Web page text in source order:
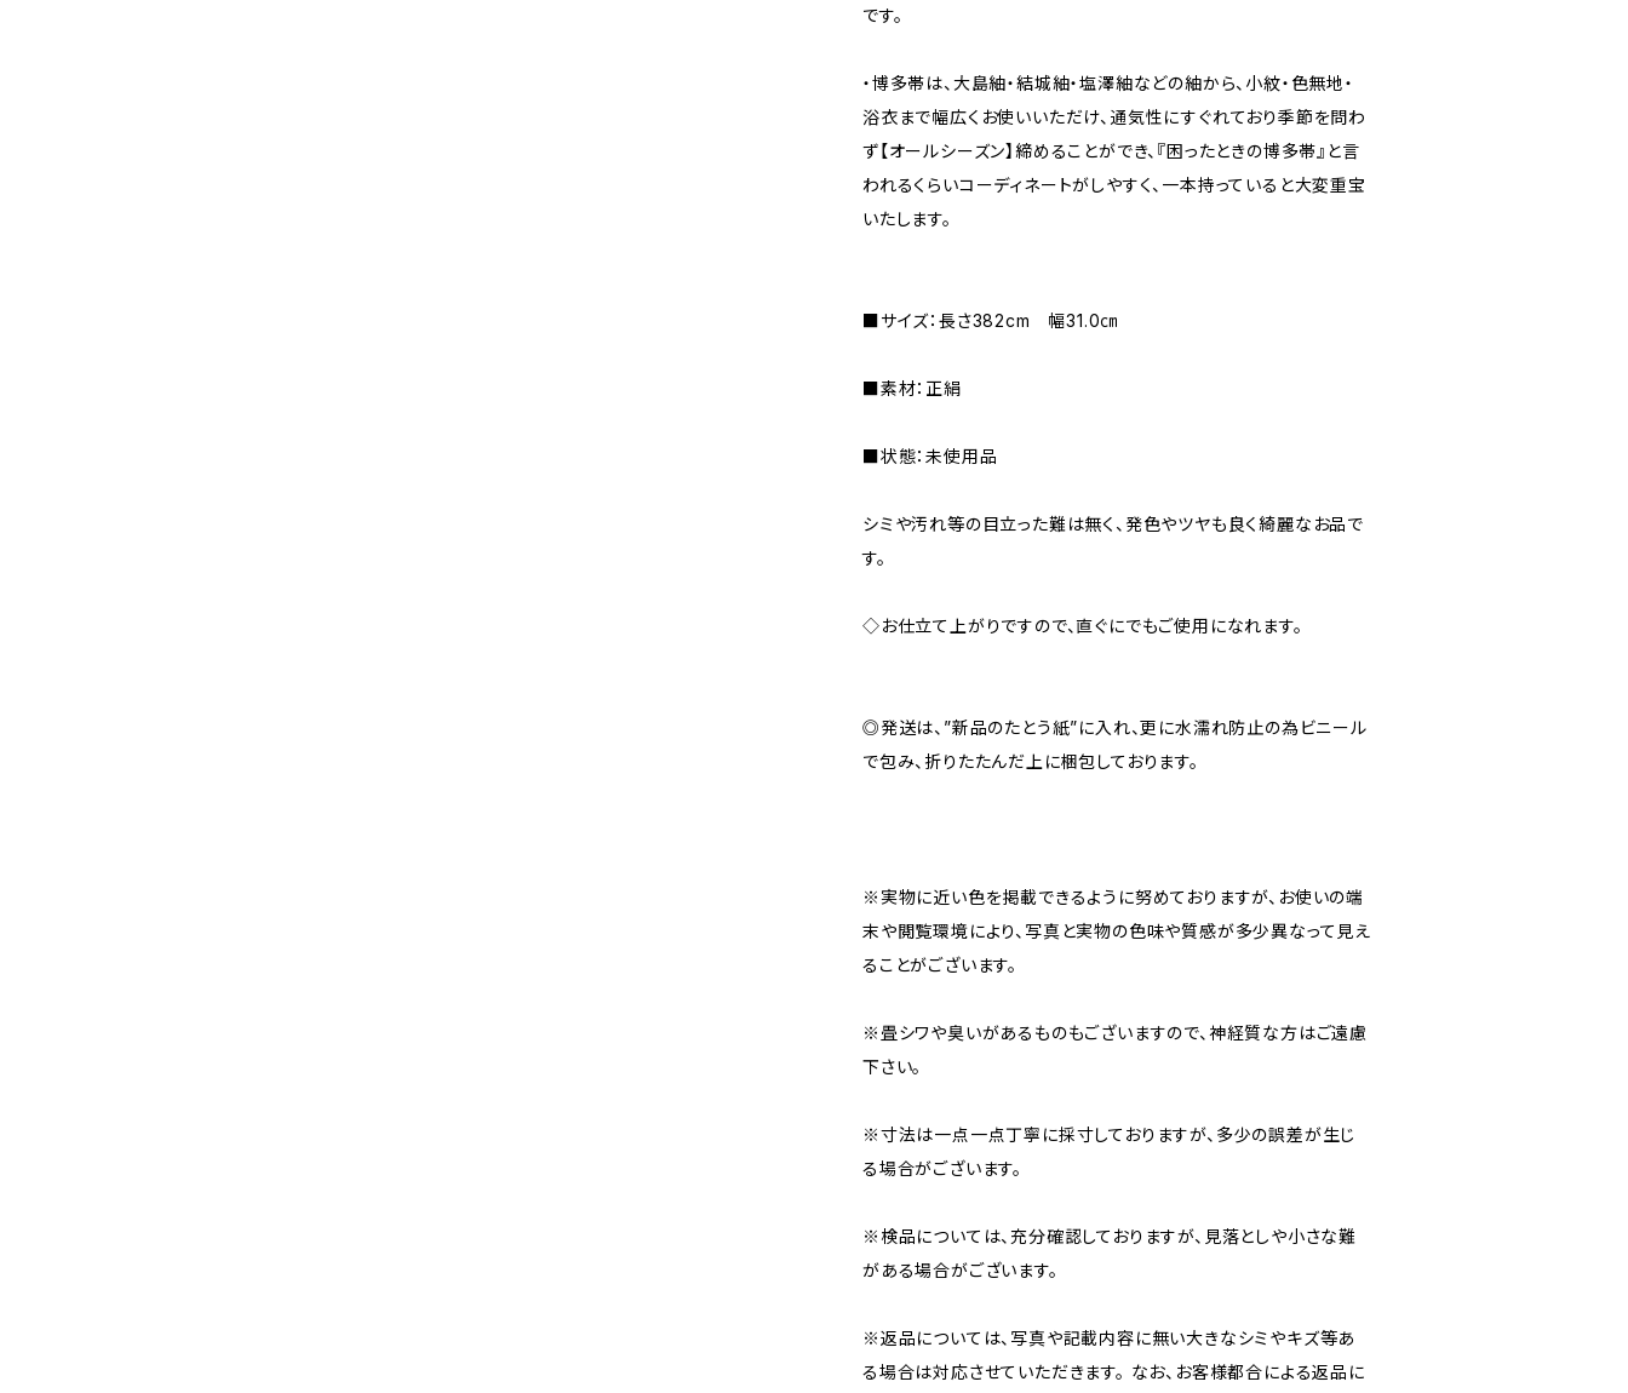
です。
・博多帯は、大島紬・結城紬・塩澤紬などの紬から、小紋・色無地・
浴衣まで幅広くお使いいただけ、通気性にすぐれており季節を問わ
ず【オールシーズン】締めることができ、『困ったときの博多帯』と言
われるくらいコーディネートがしやすく、一本持っていると大変重宝
いたします。
■サイズ：長さ382cm 幅31.0㎝
■素材：正絹
■状態：未使用品
シミや汚れ等の目立った難は無く、発色やツヤも良く綺麗なお品で
す。
◇お仕立て上がりですので、直ぐにでもご使用になれます。
◎発送は、”新品のたとう紙”に入れ、更に水濡れ防止の為ビニール
で包み、折りたたんだ上に梱包しております。
※実物に近い色を掲載できるように努めておりますが、お使いの端
末や閲覧環境により、写真と実物の色味や質感が多少異なって見え
ることがございます。
※畳シワや臭いがあるものもございますので、神経質な方はご遠慮
下さい。
※寸法は一点一点丁寧に採寸しておりますが、多少の誤差が生じ
る場合がございます。
※検品については、充分確認しておりますが、見落としや小さな難
がある場合がございます。
※返品については、写真や記載内容に無い大きなシミやキズ等あ
る場合は対応させていただきます。 なお、お客様都合による返品に